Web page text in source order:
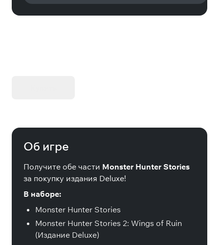
Об игре
Получите обе части Monster Hunter Stories
за покупку издания Deluxe!
В наборе:
Monster Hunter Stories
Monster Hunter Stories 2: Wings of Ruin
(Издание Deluxe)